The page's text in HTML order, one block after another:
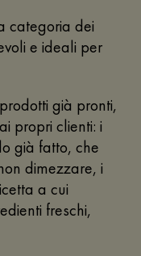
categoria dei
e ideali per
già pronti,
propri clienti: i
già fatto, che
dimezzare, i
a cui
freschi,